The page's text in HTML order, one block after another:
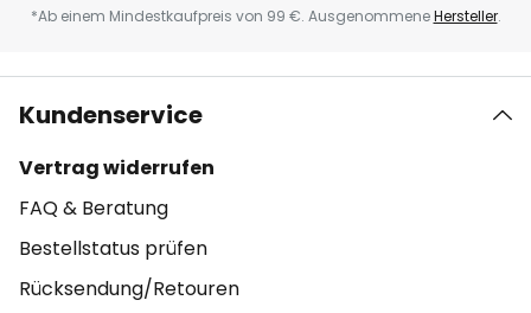
*Ab einem Mindestkaufpreis von 99 €. AusgenommeneHersteller.
Kundenservice
Vertrag widerrufen
FAQ & Beratung
Bestellstatus prüfen
Rücksendung/Retouren